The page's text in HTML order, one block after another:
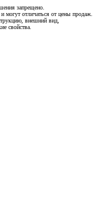
запрещено.
могут отличаться от цены продаж.
внешний вид,
свойства.